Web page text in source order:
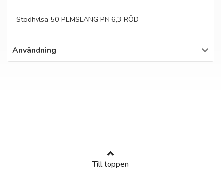
Stödhylsa 50 PEMSLANG PN 6,3 RÖD
Användning
Till toppen